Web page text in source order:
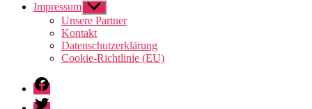
Impressum Untermenü
anzeigen
Unsere Partner
Kontakt
Datenschutzerklärung
Cookie-Richtlinie (EU)
Facebook
Twitter